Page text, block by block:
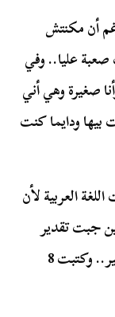
أن مكنتش
عليا.. وفي
صغيرة وهي أني
ودايما كنت
العربية لأن
في الكتابة وخلال الـ 3 سنين جبت تقدير
كويس جدا.. وقررت أكمل وعملت الماجستير.. وكتبت 8